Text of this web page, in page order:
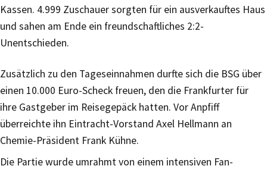
Kassen. 4.999 Zuschauer sorgten für ein ausverkauftes Haus
und sahen am Ende ein freundschaftliches 2:2-
Unentschieden.
Zusätzlich zu den Tageseinnahmen durfte sich die BSG über
einen 10.000 Euro-Scheck freuen, den die Frankfurter für
ihre Gastgeber im Reisegepäck hatten. Vor Anpfiff
überreichte ihn Eintracht-Vorstand Axel Hellmann an
Chemie-Präsident Frank Kühne.
Die Partie wurde umrahmt von einem intensiven Fan-